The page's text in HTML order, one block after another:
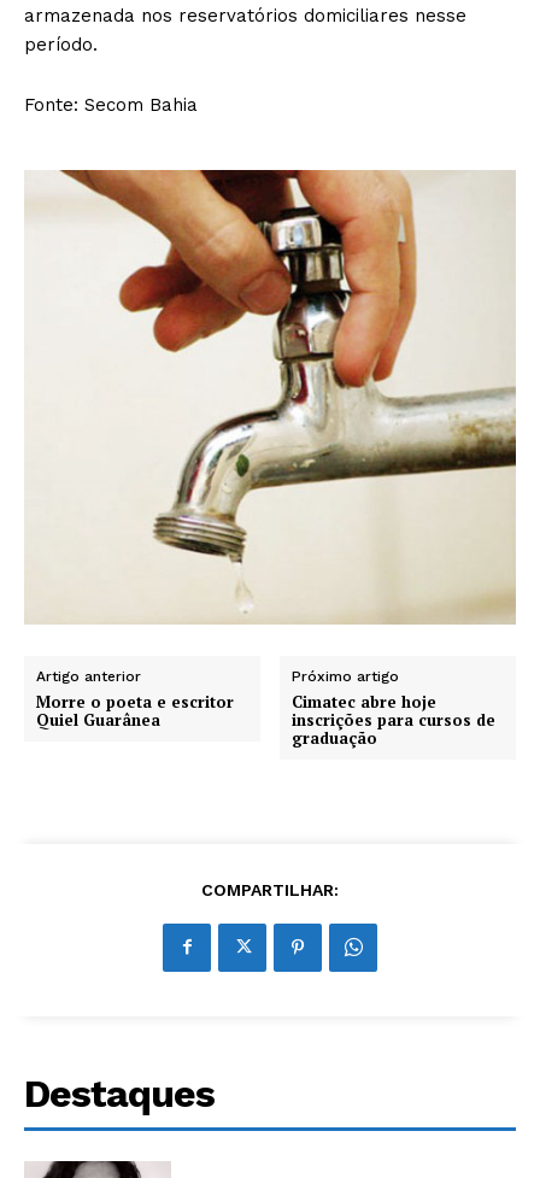
armazenada nos reservatórios domiciliares nesse
período.
Fonte: Secom Bahia
Artigo anterior
Morre o poeta e escritor
Quiel Guarânea
Próximo artigo
Cimatec abre hoje
inscrições para cursos de
graduação
COMPARTILHAR:
Destaques